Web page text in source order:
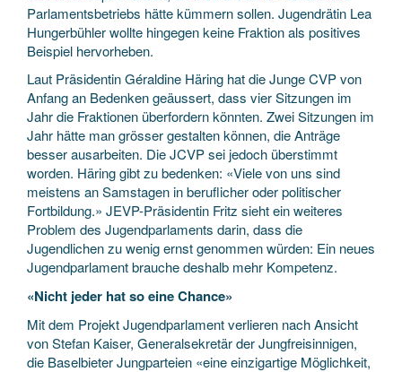
Parlamentsbetriebs hätte kümmern sollen. Jugendrätin Lea
Hungerbühler wollte hingegen keine Fraktion als positives
Beispiel hervorheben.
Laut Präsidentin Géraldine Häring hat die Junge CVP von
Anfang an Bedenken geäussert, dass vier Sitzungen im
Jahr die Fraktionen überfordern könnten. Zwei Sitzungen im
Jahr hätte man grösser gestalten können, die Anträge
besser ausarbeiten. Die JCVP sei jedoch überstimmt
worden. Häring gibt zu bedenken: «Viele von uns sind
meistens an Samstagen in beruflicher oder politischer
Fortbildung.» JEVP-Präsidentin Fritz sieht ein weiteres
Problem des Jugendparlaments darin, dass die
Jugendlichen zu wenig ernst genommen würden: Ein neues
Jugendparlament brauche deshalb mehr Kompetenz.
«Nicht jeder hat so eine Chance»
Mit dem Projekt Jugendparlament verlieren nach Ansicht
von Stefan Kaiser, Generalsekretär der Jungfreisinnigen,
die Baselbieter Jungparteien «eine einzigartige Möglichkeit,